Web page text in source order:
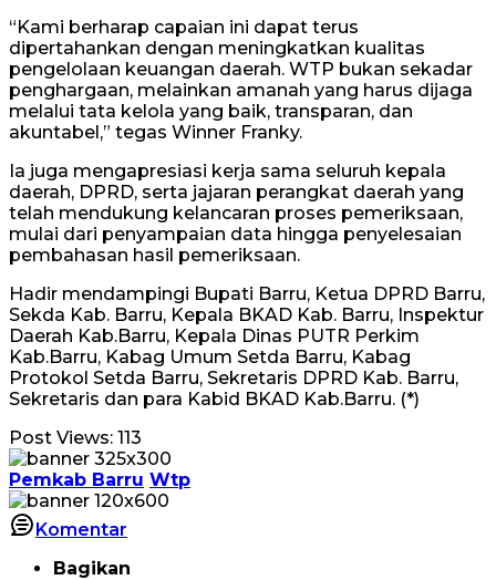
“Kami berharap capaian ini dapat terus
dipertahankan dengan meningkatkan kualitas
pengelolaan keuangan daerah. WTP bukan sekadar
penghargaan, melainkan amanah yang harus dijaga
melalui tata kelola yang baik, transparan, dan
akuntabel,” tegas Winner Franky.
Ia juga mengapresiasi kerja sama seluruh kepala
daerah, DPRD, serta jajaran perangkat daerah yang
telah mendukung kelancaran proses pemeriksaan,
mulai dari penyampaian data hingga penyelesaian
pembahasan hasil pemeriksaan.
Hadir mendampingi Bupati Barru, Ketua DPRD Barru,
Sekda Kab. Barru, Kepala BKAD Kab. Barru, Inspektur
Daerah Kab.Barru, Kepala Dinas PUTR Perkim
Kab.Barru, Kabag Umum Setda Barru, Kabag
Protokol Setda Barru, Sekretaris DPRD Kab. Barru,
Sekretaris dan para Kabid BKAD Kab.Barru. (*)
Post Views: 113
Pemkab Barru Wtp
Komentar
Bagikan